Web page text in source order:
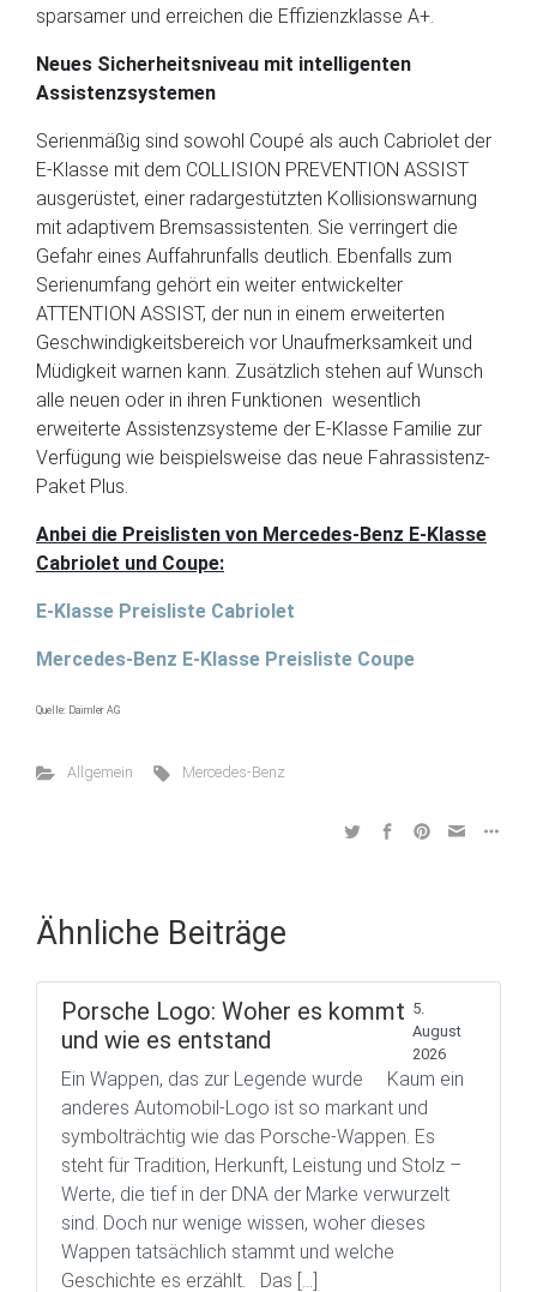
sparsamer und erreichen die Effizienzklasse A+.
Neues Sicherheitsniveau mit intelligenten
Assistenzsystemen
Serienmäßig sind sowohl Coupé als auch Cabriolet der
E-Klasse mit dem COLLISION PREVENTION ASSIST
ausgerüstet, einer radargestützten Kollisionswarnung
mit adaptivem Bremsassistenten. Sie verringert die
Gefahr eines Auffahrunfalls deutlich. Ebenfalls zum
Serienumfang gehört ein weiter entwickelter
ATTENTION ASSIST, der nun in einem erweiterten
Geschwindigkeitsbereich vor Unaufmerksamkeit und
Müdigkeit warnen kann. Zusätzlich stehen auf Wunsch
alle neuen oder in ihren Funktionen wesentlich
erweiterte Assistenzsysteme der E-Klasse Familie zur
Verfügung wie beispielsweise das neue Fahrassistenz-
Paket Plus.
Anbei die Preislisten von Mercedes-Benz E-Klasse
Cabriolet und Coupe:
E-Klasse Preisliste Cabriolet
Mercedes-Benz E-Klasse Preisliste Coupe
Quelle: Daimler AG
Allgemein Mercedes-Benz
Ähnliche Beiträge
Porsche Logo: Woher es kommt
und wie es entstand
5.
August
2026
Ein Wappen, das zur Legende wurde Kaum ein
anderes Automobil-Logo ist so markant und
symbolträchtig wie das Porsche-Wappen. Es
steht für Tradition, Herkunft, Leistung und Stolz –
Werte, die tief in der DNA der Marke verwurzelt
sind. Doch nur wenige wissen, woher dieses
Wappen tatsächlich stammt und welche
Geschichte es erzählt. Das […]